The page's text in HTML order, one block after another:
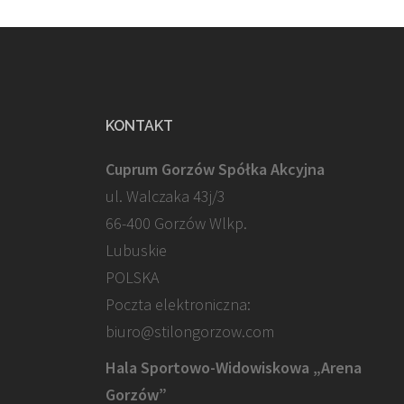
KONTAKT
Cuprum Gorzów Spółka Akcyjna
ul. Walczaka 43j/3
66-400 Gorzów Wlkp.
Lubuskie
POLSKA
Poczta elektroniczna:
biuro@stilongorzow.com
Hala Sportowo-Widowiskowa „Arena
Gorzów”